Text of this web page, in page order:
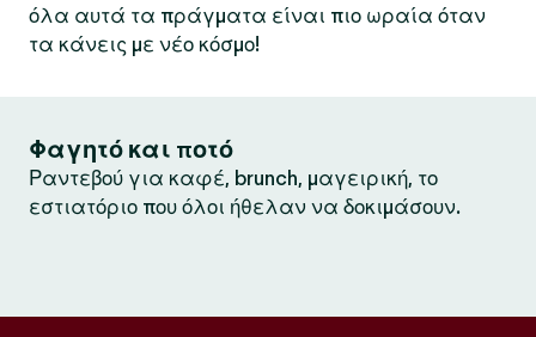
όλα αυτά τα πράγματα είναι πιο ωραία όταν
τα κάνεις με νέο κόσμο!
Φαγητό και ποτό
Ραντεβού για καφέ, brunch, μαγειρική, το
εστιατόριο που όλοι ήθελαν να δοκιμάσουν.